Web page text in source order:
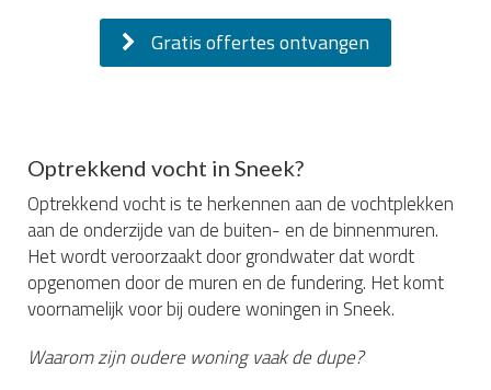
Gratis offertes ontvangen
Optrekkend vocht in Sneek?
Optrekkend vocht is te herkennen aan de vochtplekken
aan de onderzijde van de buiten- en de binnenmuren.
Het wordt veroorzaakt door grondwater dat wordt
opgenomen door de muren en de fundering. Het komt
voornamelijk voor bij oudere woningen in Sneek.
Waarom zijn oudere woning vaak de dupe?